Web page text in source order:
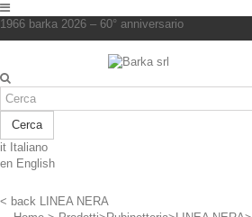
1966 barka 2026 – 60° anniversario
Cerca
it Italiano
en English
< back LINEA NERA